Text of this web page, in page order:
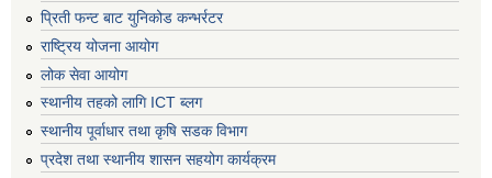
प्रिती फन्ट बाट युनिकोड कन्भर्रटर
राष्ट्रिय योजना आयोग
लोक सेवा आयोग
स्थानीय तहको लागि ICT ब्लग
स्थानीय पूर्वाधार तथा कृषि सडक विभाग
प्रदेश तथा स्थानीय शासन सहयोग कार्यक्रम